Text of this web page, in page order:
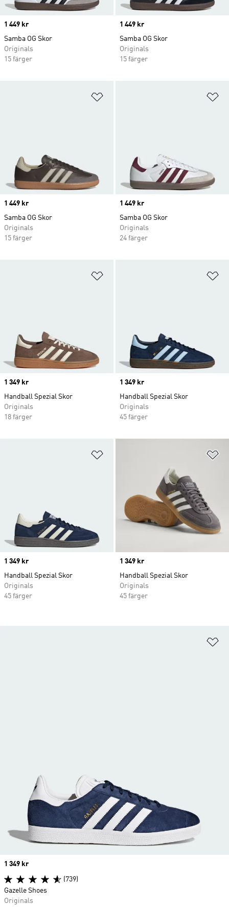
Price
1 449 kr
Samba OG Skor
Originals
15 färger
Price
1 449 kr
Samba OG Skor
Originals
15 färger
Price
1 449 kr
Samba OG Skor
Originals
15 färger
Price
1 449 kr
Samba OG Skor
Originals
24 färger
Price
1 349 kr
Handball Spezial Skor
Originals
18 färger
Price
1 349 kr
Handball Spezial Skor
Originals
45 färger
Price
1 349 kr
Handball Spezial Skor
Originals
45 färger
Price
1 349 kr
Handball Spezial Skor
Originals
45 färger
Price
1 349 kr
(739)
Gazelle Shoes
Originals